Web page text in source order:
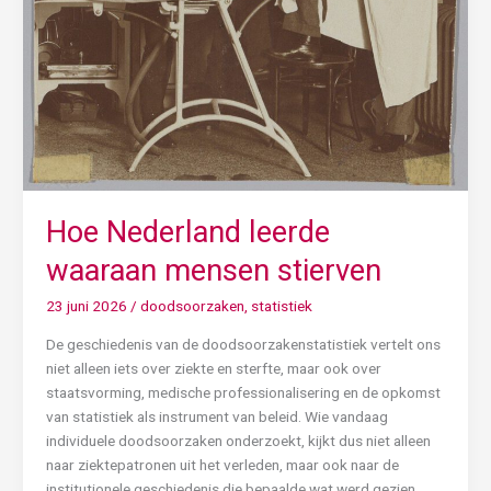
Hoe Nederland leerde
waaraan mensen stierven
23 juni 2026 / doodsoorzaken, statistiek
De geschiedenis van de doodsoorzakenstatistiek vertelt ons
niet alleen iets over ziekte en sterfte, maar ook over
staatsvorming, medische professionalisering en de opkomst
van statistiek als instrument van beleid. Wie vandaag
individuele doodsoorzaken onderzoekt, kijkt dus niet alleen
naar ziektepatronen uit het verleden, maar ook naar de